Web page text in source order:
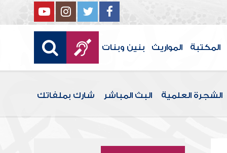
المكتبة المواريث بنين وبنات
الشجرة العلمية البث المباشر شارك بملفاتك